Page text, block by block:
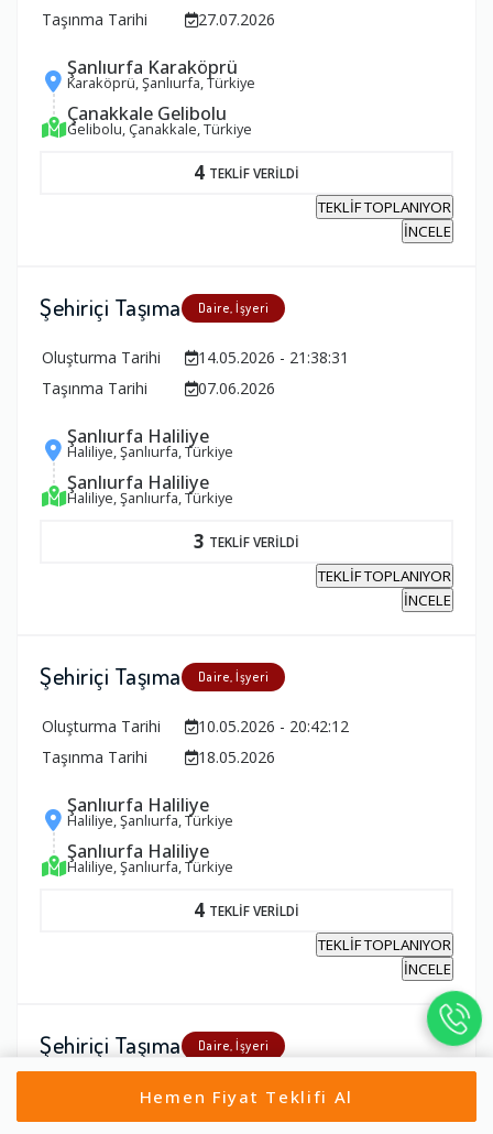
Taşınma Tarihi
27.07.2026
Şanlıurfa Karaköprü
Karaköprü, Şanlıurfa, Türkiye
Çanakkale Gelibolu
Gelibolu, Çanakkale, Türkiye
4 TEKLİF VERİLDİ
TEKLİF TOPLANIYOR
İNCELE
Şehiriçi Taşıma Daire, İşyeri
Oluşturma Tarihi
14.05.2026 - 21:38:31
Taşınma Tarihi
07.06.2026
Şanlıurfa Haliliye
Haliliye, Şanlıurfa, Türkiye
Şanlıurfa Haliliye
Haliliye, Şanlıurfa, Türkiye
3 TEKLİF VERİLDİ
TEKLİF TOPLANIYOR
İNCELE
Şehiriçi Taşıma Daire, İşyeri
Oluşturma Tarihi
10.05.2026 - 20:42:12
Taşınma Tarihi
18.05.2026
Şanlıurfa Haliliye
Haliliye, Şanlıurfa, Türkiye
Şanlıurfa Haliliye
Haliliye, Şanlıurfa, Türkiye
4 TEKLİF VERİLDİ
TEKLİF TOPLANIYOR
İNCELE
Şehiriçi Taşıma Daire, İşyeri
Oluşturma Tarihi
10.05.2026 - 19:46:05
Taşınma Tarihi
10.06.2026
Hemen Fiyat Teklifi Al